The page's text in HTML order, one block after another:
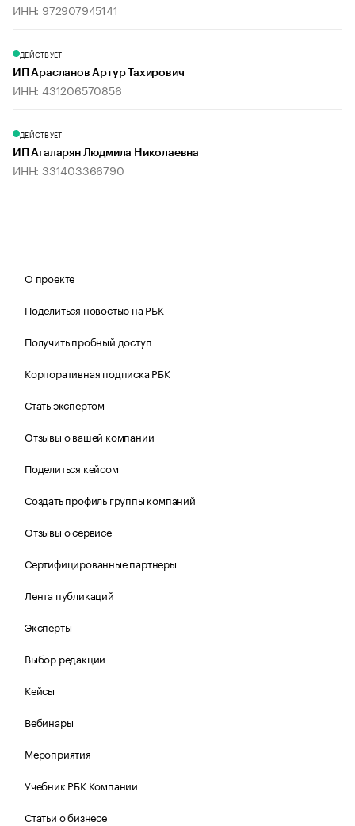
ИНН: 972907945141
ДЕЙСТВУЕТ
ИП Арасланов Артур Тахирович
ИНН: 431206570856
ДЕЙСТВУЕТ
ИП Агаларян Людмила Николаевна
ИНН: 331403366790
О проекте
Поделиться новостью на РБК
Получить пробный доступ
Корпоративная подписка РБК
Стать экспертом
Отзывы о вашей компании
Поделиться кейсом
Создать профиль группы компаний
Отзывы о сервисе
Сертифицированные партнеры
Лента публикаций
Эксперты
Выбор редакции
Кейсы
Вебинары
Мероприятия
Учебник РБК Компании
Статьи о бизнесе